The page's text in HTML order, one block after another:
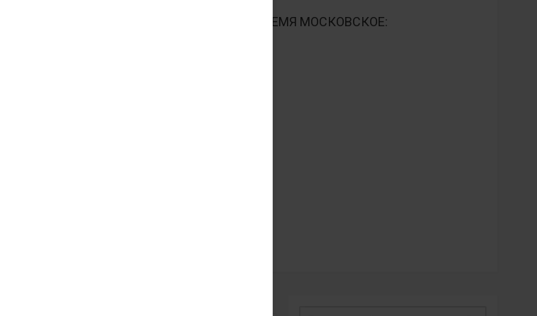
ПРИЁМ ЗАКАЗОВ С 9:00-22:00, ЕЖЕДНЕВНО ВРЕМЯ МОСКОВСКОЕ: